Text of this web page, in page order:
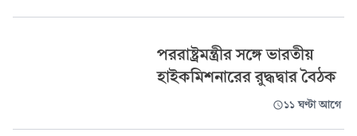
পররাষ্ট্রমন্ত্রীর সঙ্গে ভারতীয়
হাইকমিশনারের রুদ্ধদ্বার বৈঠক
১১ ঘণ্টা আগে